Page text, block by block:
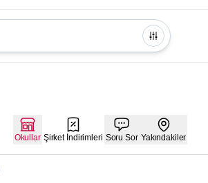
Okullar Şirket İndirimleri Soru Sor Yakındakiler